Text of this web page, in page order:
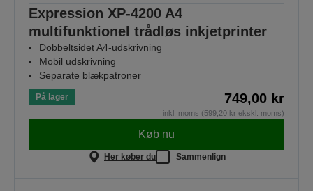
Expression XP-4200 A4
multifunktionel trådløs inkjetprinter
Dobbeltsidet A4-udskrivning
Mobil udskrivning
Separate blækpatroner
På lager 749,00 kr
inkl. moms (599,20 kr ekskl. moms)
Køb nu
Her køber du Sammenlign